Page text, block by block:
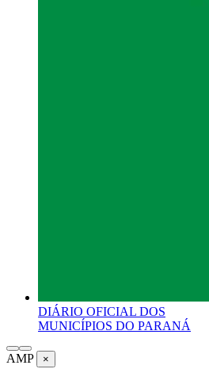
DIÁRIO OFICIAL DOS
MUNICÍPIOS DO PARANÁ
AMP ×